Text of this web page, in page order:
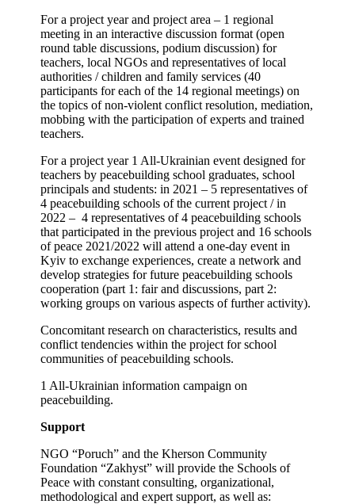
For a project year and project area – 1 regional
meeting in an interactive discussion format (open
round table discussions, podium discussion) for
teachers, local NGOs and representatives of local
authorities / children and family services (40
participants for each of the 14 regional meetings) on
the topics of non-violent conflict resolution, mediation,
mobbing with the participation of experts and trained
teachers.
For a project year 1 All-Ukrainian event designed for
teachers by peacebuilding school graduates, school
principals and students: in 2021 – 5 representatives of
4 peacebuilding schools of the current project / in
2022 – 4 representatives of 4 peacebuilding schools
that participated in the previous project and 16 schools
of peace 2021/2022 will attend a one-day event in
Kyiv to exchange experiences, create a network and
develop strategies for future peacebuilding schools
cooperation (part 1: fair and discussions, part 2:
working groups on various aspects of further activity).
Concomitant research on characteristics, results and
conflict tendencies within the project for school
communities of peacebuilding schools.
1 All-Ukrainian information campaign on
peacebuilding.
Support
NGO “Poruch” and the Kherson Community
Foundation “Zakhyst” will provide the Schools of
Peace with constant consulting, organizational,
methodological and expert support, as well as: